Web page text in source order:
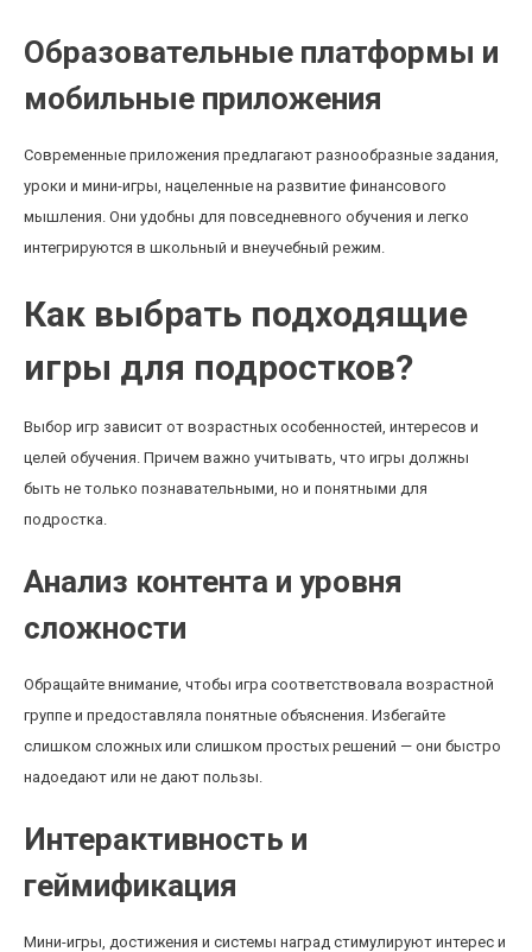
Образовательные платформы и
мобильные приложения
Современные приложения предлагают разнообразные задания,
уроки и мини-игры, нацеленные на развитие финансового
мышления. Они удобны для повседневного обучения и легко
интегрируются в школьный и внеучебный режим.
Как выбрать подходящие
игры для подростков?
Выбор игр зависит от возрастных особенностей, интересов и
целей обучения. Причем важно учитывать, что игры должны
быть не только познавательными, но и понятными для
подростка.
Анализ контента и уровня
сложности
Обращайте внимание, чтобы игра соответствовала возрастной
группе и предоставляла понятные объяснения. Избегайте
слишком сложных или слишком простых решений — они быстро
надоедают или не дают пользы.
Интерактивность и
геймификация
Мини-игры, достижения и системы наград стимулируют интерес и